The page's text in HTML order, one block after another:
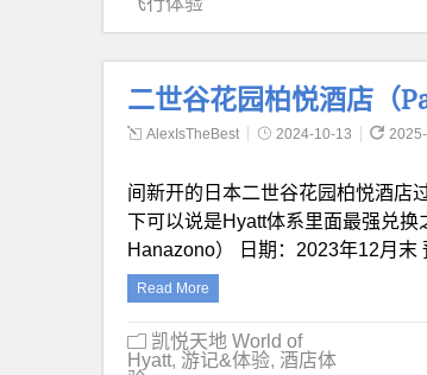
二世谷花园柏悦酒店（
AlexIsTheBest 2024-10-13
间新开的日本二世谷花园柏悦酒店
下可以说是Hyatt体系里面最强兑
Hanazono） 日期：2023年12月
Read More
凯悦天地 World of
Hyatt, 游记&体验, 酒店体